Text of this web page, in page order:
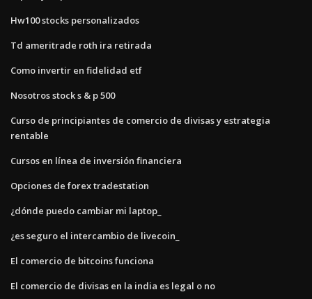
Hw100 stocks personalizados
Td ameritrade roth ira retirada
Como invertir en fidelidad etf
Nosotros stock s & p 500
Curso de principiantes de comercio de divisas y estrategia
rentable
Cursos en línea de inversión financiera
Opciones de forex tradestation
¿dónde puedo cambiar mi laptop_
¿es seguro el intercambio de livecoin_
El comercio de bitcoins funciona
El comercio de divisas en la india es legal o no